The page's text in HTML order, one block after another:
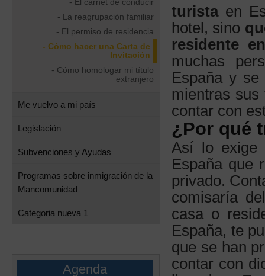
- La reagrupación familiar
- El permiso de residencia
- Cómo hacer una Carta de
Invitación
- Cómo homologar mi título
extranjero
Me vuelvo a mi país
Legislación
Subvenciones y Ayudas
Programas sobre inmigración de la
Mancomunidad
Categoria nueva 1
Agenda
turistaen
hotel, sino
residente
muchas
España y
mientras
contar con
¿Por qué
Así lo exige
España que
privado.
comisaría
casa o
España, te
que se han
contar con